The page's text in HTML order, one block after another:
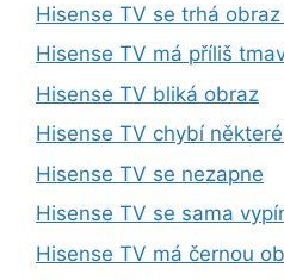
Hisense TV se trhá
Hisense TV má příliš
Hisense TV bliká obraz
Hisense TV chybí
Hisense TV se nezapne
Hisense TV se sama
Hisense TV má černou